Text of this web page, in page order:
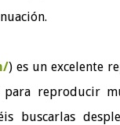
) es un excelente
reproducir
buscarlas